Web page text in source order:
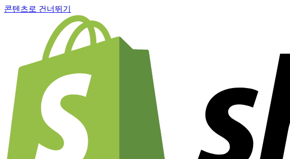
콘텐츠로 건너뛰기